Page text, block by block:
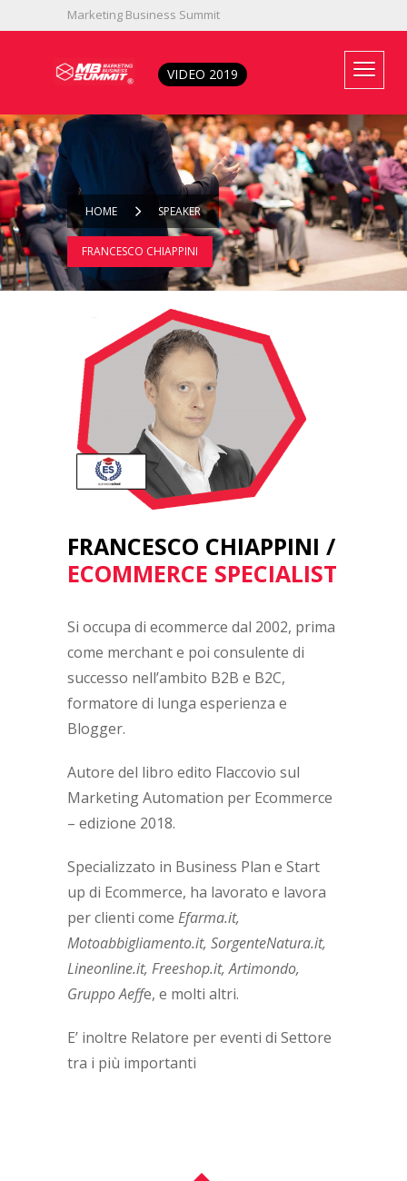
Marketing Business Summit
333 4521078 info@mbsummit.it
VIDEO 2019
HOME SPEAKER
FRANCESCO CHIAPPINI
FRANCESCO CHIAPPINI /
ECOMMERCE SPECIALIST
Si occupa di ecommerce dal 2002, prima
come merchant e poi consulente di
successo nell’ambito B2B e B2C,
formatore di lunga esperienza e
Blogger.
Autore del libro edito Flaccovio sul
Marketing Automation per Ecommerce
– edizione 2018.
Specializzato in Business Plan e Start
up di Ecommerce, ha lavorato e lavora
per clienti come Efarma.it,
Motoabbigliamento.it, SorgenteNatura.it,
Lineonline.it, Freeshop.it, Artimondo,
Gruppo Aeffe, e molti altri.
E’ inoltre Relatore per eventi di Settore
tra i più importanti